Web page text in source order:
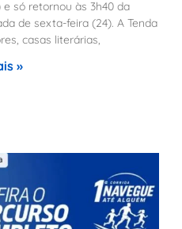
e só retornou às 3h40 da
de sexta-feira (24). A Tenda
casas literárias,
»